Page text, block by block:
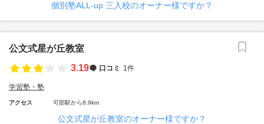
個別塾ALL-up 三入校のオーナー様ですか？
公文式星が丘教室
3.19
口コミ 1件
学習塾・塾
アクセス 可部駅から8.9km
公文式星が丘教室のオーナー様ですか？